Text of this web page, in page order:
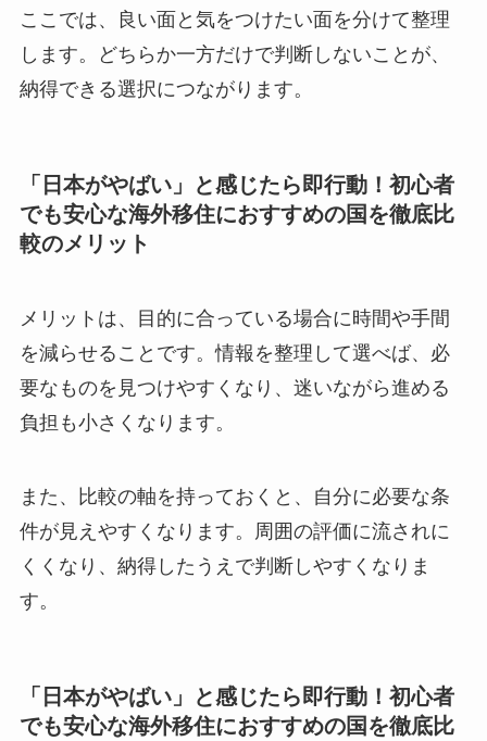
ここでは、良い面と気をつけたい面を分けて整理
します。
どちらか一方だけで判断しないことが、
納得できる選択につながります。
「日本がやばい」と感じたら即行動！初心者
でも安心な海外移住におすすめの国を徹底比
較のメリット
メリットは、目的に合っている場合に時間や手間
を減らせることです。情報を整理して選べば、必
要なものを見つけやすくなり、迷いながら進める
負担も小さくなります。
また、比較の軸を持っておくと、自分に必要な条
件が見えやすくなります。周囲の評価に流されに
くくなり、納得したうえで判断しやすくなりま
す。
「日本がやばい」と感じたら即行動！初心者
でも安心な海外移住におすすめの国を徹底比